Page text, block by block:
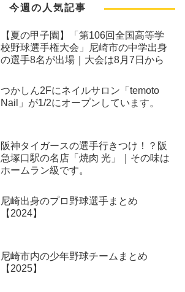
今週の人気記事
【夏の甲子園】「第106回全国高等学
校野球選手権大会」尼崎市の中学出身
の選手8名が出場｜大会は8月7日から
つかしん2Fにネイルサロン「temoto
Nail」が1/2にオープンしています。
阪神タイガースの選手行きつけ！？阪
急塚口駅の名店「焼肉 光」｜その味は
ホームラン級です。
尼崎出身のプロ野球選手まとめ
【2024】
尼崎市内の少年野球チームまとめ
【2025】